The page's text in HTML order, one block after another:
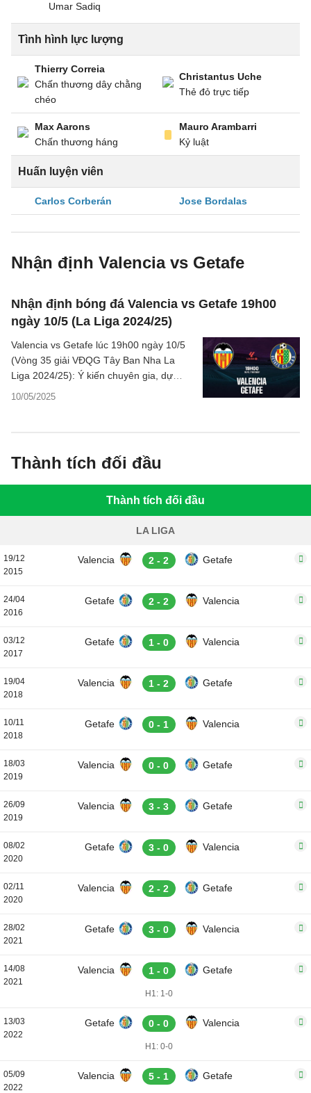
Umar Sadiq
Tình hình lực lượng
Thierry Correia
Chấn thương dây chằng
chéo
Christantus Uche
Thẻ đỏ trực tiếp
Max Aarons
Chấn thương háng
Mauro Arambarri
Kỷ luật
Huấn luyện viên
Carlos Corberán Jose Bordalas
Nhận định Valencia vs Getafe
Nhận định bóng đá Valencia vs Getafe 19h00
ngày 10/5 (La Liga 2024/25)
10/05/2025
Valencia vs Getafe lúc 19h00 ngày 10/5
(Vòng 35 giải VĐQG Tây Ban Nha La
Liga 2024/25): Ý kiến chuyên gia, dự
đoán kết quả, nhận định - phân tích trận
Thành tích đối đầu
Thành tích đối đầu
LA LIGA
19/12
2015
Valencia 2 - 2 Getafe
24/04
2016
Getafe 2 - 2 Valencia
03/12
2017
Getafe 1 - 0 Valencia
19/04
2018
Valencia 1 - 2 Getafe
10/11
2018
Getafe 0 - 1 Valencia
18/03
2019
Valencia 0 - 0 Getafe
26/09
2019
Valencia 3 - 3 Getafe
08/02
2020
Getafe 3 - 0 Valencia
02/11
2020
Valencia 2 - 2 Getafe
28/02
2021
Getafe 3 - 0 Valencia
14/08
2021
Valencia 1 - 0 Getafe
H1: 1-0
13/03
2022
Getafe 0 - 0 Valencia
H1: 0-0
05/09
2022
Valencia 5 - 1 Getafe